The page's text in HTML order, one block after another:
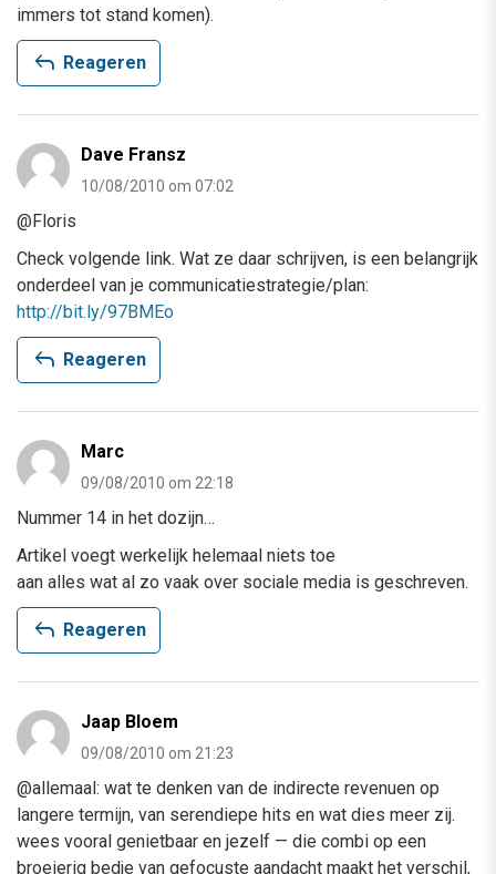
immers tot stand komen).
reply Reageren
Dave Fransz
10/08/2010 om 07:02
@Floris
Check volgende link. Wat ze daar schrijven, is een belangrijk
onderdeel van je communicatiestrategie/plan:
http://bit.ly/97BMEo
reply Reageren
Marc
09/08/2010 om 22:18
Nummer 14 in het dozijn…
Artikel voegt werkelijk helemaal niets toe
aan alles wat al zo vaak over sociale media is geschreven.
reply Reageren
Jaap Bloem
09/08/2010 om 21:23
@allemaal: wat te denken van de indirecte revenuen op
langere termijn, van serendiepe hits en wat dies meer zij.
wees vooral genietbaar en jezelf — die combi op een
broeierig bedje van gefocuste aandacht maakt het verschil,